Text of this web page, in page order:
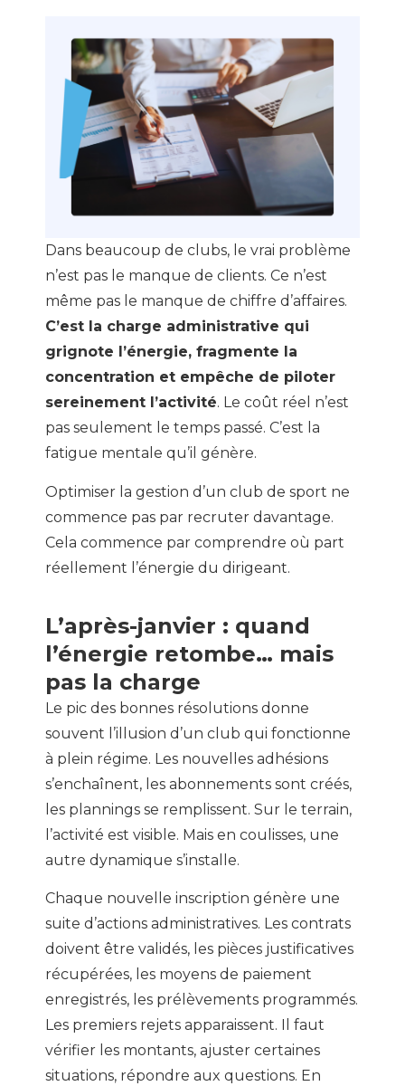
Dans beaucoup de clubs, le vrai problème
n’est pas le manque de clients. Ce n’est
même pas le manque de chiffre d’affaires.
C’est la charge administrative qui
grignote l’énergie, fragmente la
concentration et empêche de piloter
sereinement l’activité. Le coût réel n’est
pas seulement le temps passé. C’est la
fatigue mentale qu’il génère.
Optimiser la gestion d’un club de sport ne
commence pas par recruter davantage.
Cela commence par comprendre où part
réellement l’énergie du dirigeant.
L’après-janvier : quand
l’énergie retombe… mais
pas la charge
Le pic des bonnes résolutions donne
souvent l’illusion d’un club qui fonctionne
à plein régime. Les nouvelles adhésions
s’enchaînent, les abonnements sont créés,
les plannings se remplissent. Sur le terrain,
l’activité est visible. Mais en coulisses, une
autre dynamique s’installe.
Chaque nouvelle inscription génère une
suite d’actions administratives. Les contrats
doivent être validés, les pièces justificatives
récupérées, les moyens de paiement
enregistrés, les prélèvements programmés.
Les premiers rejets apparaissent. Il faut
vérifier les montants, ajuster certaines
situations, répondre aux questions. En